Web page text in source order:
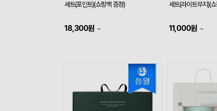
세트(포인트)(쇼핑백 증정)
18,300원 ~
세트(라이트무지)(
11,000원 ~